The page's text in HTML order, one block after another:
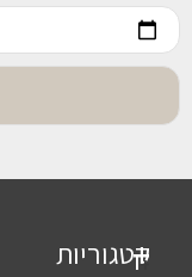
קטגוריות
+